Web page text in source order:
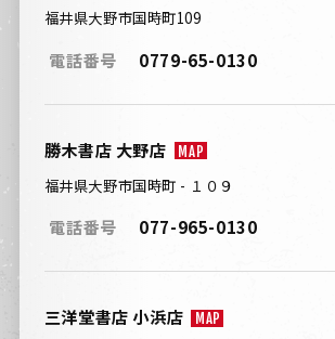
福井県大野市国時町109
電話番号 0779-65-0130
勝木書店 大野店 MAP
福井県大野市国時町 - １０９
電話番号 077-965-0130
三洋堂書店 小浜店 MAP